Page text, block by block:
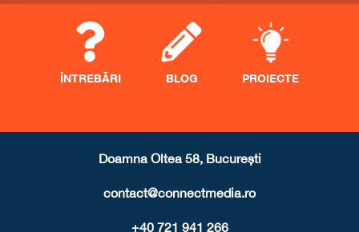
ÎNTREBĂRI BLOG PROIECTE
Doamna Oltea 58, București
contact@connectmedia.ro
+40 721 941 266